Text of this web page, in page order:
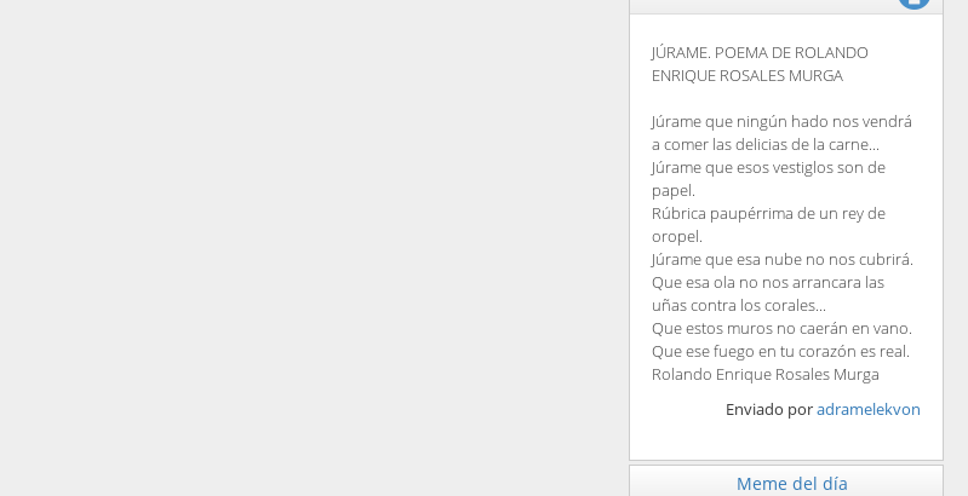
JÚRAME. POEMA DE ROLANDO
ENRIQUE ROSALES MURGA
Júrame que ningún hado nos vendrá
a comer las delicias de la carne...
Júrame que esos vestiglos son de
papel.
Rúbrica paupérrima de un rey de
oropel.
Júrame que esa nube no nos cubrirá.
Que esa ola no nos arrancara las
uñas contra los corales...
Que estos muros no caerán en vano.
Que ese fuego en tu corazón es real.
Rolando Enrique Rosales Murga
Enviado poradramelekvon
Meme del día